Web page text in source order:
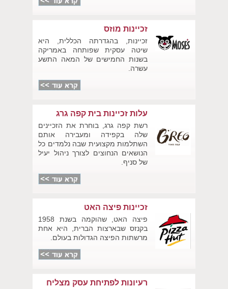
זכיינות מוזס
זכיינות, בהגדרתה הכללית, היא
שיטה עסקית שפותחה באמריקה
בשנות החמישים של המאה התשע
עשרה.
עלות זכיינות בית קפה גרג
רשת קפה גרג, בוחרת את הזכיינים
שלה בקפידה ומעבירה אותם
השתלמות מקצועית שבה נלמדים כל
הנושאים הנחוצים לצורך ניהול יעיל
של סניף.
זכיינות פיצה האט
פיצה האט, שהוקמה בשנת 1958
בקנזס שבארצות הברית, היא אחת
מרשתות הפיצה הגדולות בעולם.
רעיונות לפתיחת עסק מצליח